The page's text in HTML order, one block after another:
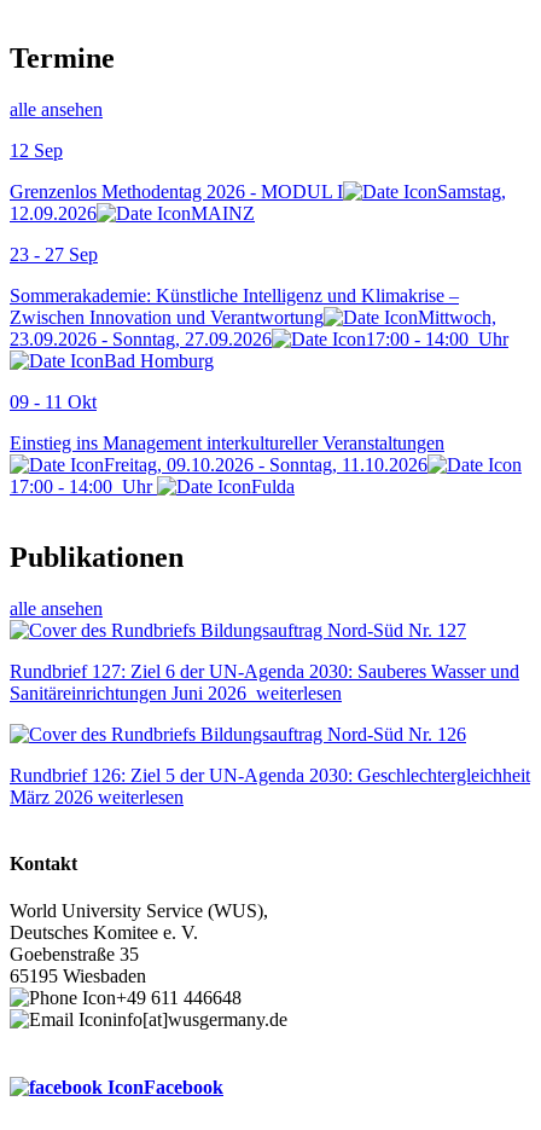
Termine
alle ansehen
12 Sep
Grenzenlos Methodentag 2026 - MODUL I
Samstag,
12.09.2026
MAINZ
23 - 27 Sep
Sommerakademie: Künstliche Intelligenz und Klimakrise –
Zwischen Innovation und Verantwortung
Mittwoch,
23.09.2026 - Sonntag, 27.09.2026
17:00 - 14:00 Uhr
Bad Homburg
09 - 11 Okt
Einstieg ins Management interkultureller Veranstaltungen
Freitag, 09.10.2026 - Sonntag, 11.10.2026
17:00 - 14:00 Uhr Fulda
Publikationen
alle ansehen
Rundbrief 127: Ziel 6 der UN-Agenda 2030: Sauberes Wasser und
Sanitäreinrichtungen Juni 2026 weiterlesen
Rundbrief 126: Ziel 5 der UN-Agenda 2030: Geschlechtergleichheit
März 2026 weiterlesen
Kontakt
World University Service (WUS),
Deutsches Komitee e. V.
Goebenstraße 35
65195 Wiesbaden
+49 611 446648
info[at]wusgermany.de
Facebook